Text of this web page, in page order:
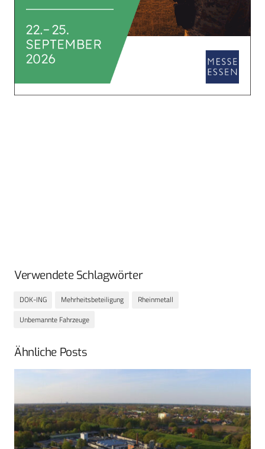
Verwendete Schlagwörter
DOK-ING Mehrheitsbeteiligung
Rheinmetall
Unbemannte Fahrzeuge
Ähnliche Posts